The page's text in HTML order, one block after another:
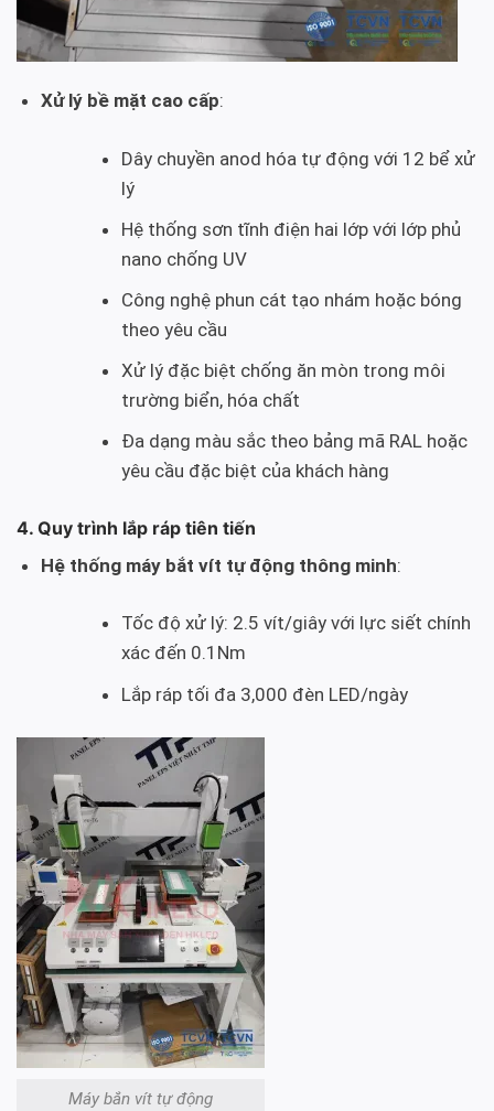
Xử lý bề mặt cao cấp:
Dây chuyền anod hóa tự động với 12 bể xử
lý
Hệ thống sơn tĩnh điện hai lớp với lớp phủ
nano chống UV
Công nghệ phun cát tạo nhám hoặc bóng
theo yêu cầu
Xử lý đặc biệt chống ăn mòn trong môi
trường biển, hóa chất
Đa dạng màu sắc theo bảng mã RAL hoặc
yêu cầu đặc biệt của khách hàng
4. Quy trình lắp ráp tiên tiến
Hệ thống máy bắt vít tự động thông minh:
Tốc độ xử lý: 2.5 vít/giây với lực siết chính
xác đến 0.1Nm
Lắp ráp tối đa 3,000 đèn LED/ngày
Máy bắn vít tự động